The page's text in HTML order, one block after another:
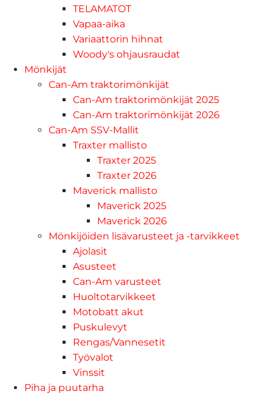
TELAMATOT
Vapaa-aika
Variaattorin hihnat
Woody's ohjausraudat
Mönkijät
Can-Am traktorimönkijät
Can-Am traktorimönkijät 2025
Can-Am traktorimönkijät 2026
Can-Am SSV-Mallit
Traxter mallisto
Traxter 2025
Traxter 2026
Maverick mallisto
Maverick 2025
Maverick 2026
Mönkijöiden lisävarusteet ja -tarvikkeet
Ajolasit
Asusteet
Can-Am varusteet
Huoltotarvikkeet
Motobatt akut
Puskulevyt
Rengas/Vannesetit
Työvalot
Vinssit
Piha ja puutarha